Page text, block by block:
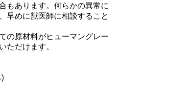
もあります。何らかの異常に
早めに獣医師に相談すること
の原材料がヒューマングレー
ただけます。
)